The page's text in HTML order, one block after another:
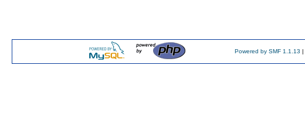
Powered by SMF 1.1.13 |